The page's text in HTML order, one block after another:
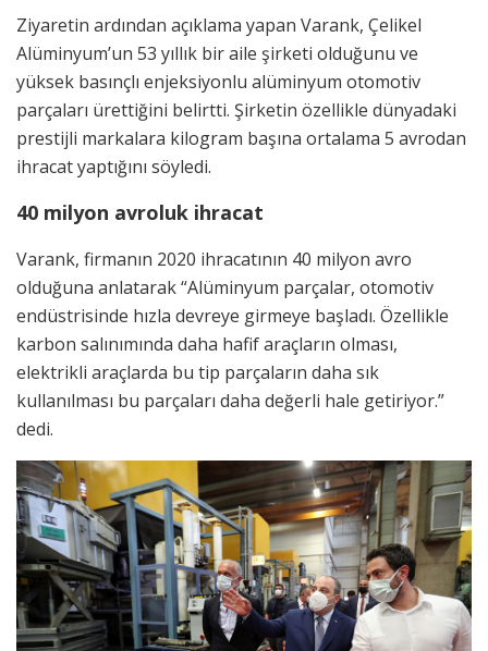
Ziyaretin ardından açıklama yapan Varank, Çelikel
Alüminyum’un 53 yıllık bir aile şirketi olduğunu ve
yüksek basınçlı enjeksiyonlu alüminyum otomotiv
parçaları ürettiğini belirtti. Şirketin özellikle dünyadaki
prestijli markalara kilogram başına ortalama 5 avrodan
ihracat yaptığını söyledi.
40 milyon avroluk ihracat
Varank, firmanın 2020 ihracatının 40 milyon avro
olduğuna anlatarak “Alüminyum parçalar, otomotiv
endüstrisinde hızla devreye girmeye başladı. Özellikle
karbon salınımında daha hafif araçların olması,
elektrikli araçlarda bu tip parçaların daha sık
kullanılması bu parçaları daha değerli hale getiriyor.”
dedi.